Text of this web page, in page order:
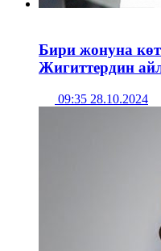
Бири жонуна
Жигиттердин
09:35 28.10.2024